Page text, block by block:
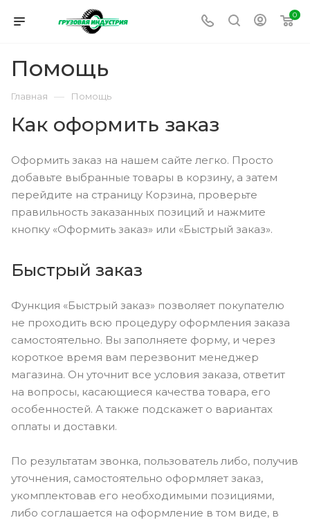
0
Помощь
Главная — Помощь
Как оформить заказ
Оформить заказ на нашем сайте легко. Просто
добавьте выбранные товары в корзину, а затем
перейдите на страницу Корзина, проверьте
правильность заказанных позиций и нажмите
кнопку «Оформить заказ» или «Быстрый заказ».
Быстрый заказ
Функция «Быстрый заказ» позволяет покупателю
не проходить всю процедуру оформления заказа
самостоятельно. Вы заполняете форму, и через
короткое время вам перезвонит менеджер
магазина. Он уточнит все условия заказа, ответит
на вопросы, касающиеся качества товара, его
особенностей. А также подскажет о вариантах
оплаты и доставки.
По результатам звонка, пользователь либо, получив
уточнения, самостоятельно оформляет заказ,
укомплектовав его необходимыми позициями,
либо соглашается на оформление в том виде, в